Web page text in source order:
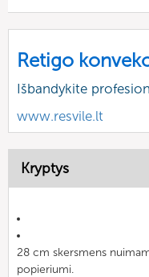
Retigo
Išbandykite
www.resvile.lt
Kryptys
28 cm skersmens
popieriumi.